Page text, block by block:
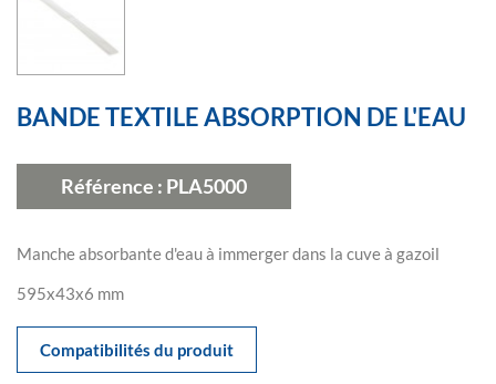
BANDE TEXTILE ABSORPTION DE L'EAU
Référence : PLA5000
Manche absorbante d'eau à immerger dans la cuve à gazoil
595x43x6 mm
Compatibilités du produit